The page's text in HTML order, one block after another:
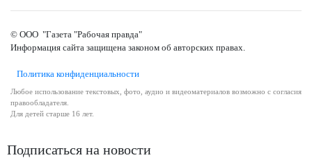
© ООО "Газета "Рабочая правда"
Информация сайта защищена законом об авторских правах.
Политика конфиденциальности
Любое использование текстовых, фото, аудио и видеоматериалов возможно с согласия
правообладателя.
Для детей старше 16 лет.
Подписаться на новости